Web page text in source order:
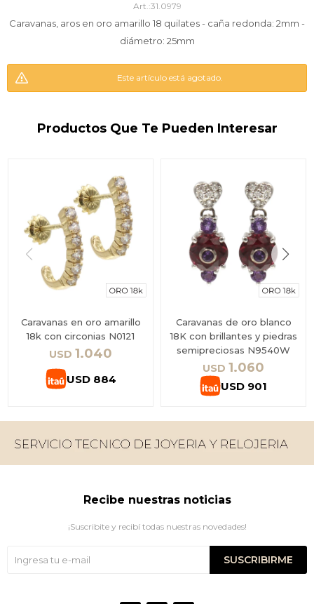
31.0979
Caravanas, aros en oro amarillo 18 quilates - caña redonda: 2mm -
diámetro: 25mm
Este artículo está agotado.
Productos Que Te Pueden Interesar
Caravanas en oro amarillo
18k con circonias N0121
USD 1.040
USD 884
Caravanas de oro blanco
18K con brillantes y piedras
semipreciosas N9540W
USD 1.060
USD 901
Recibe nuestras noticias
¡Suscribite y recibí todas nuestras novedades!
SUSCRIBIRME